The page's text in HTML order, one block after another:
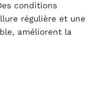
conditions
régulière et une
améliorent la